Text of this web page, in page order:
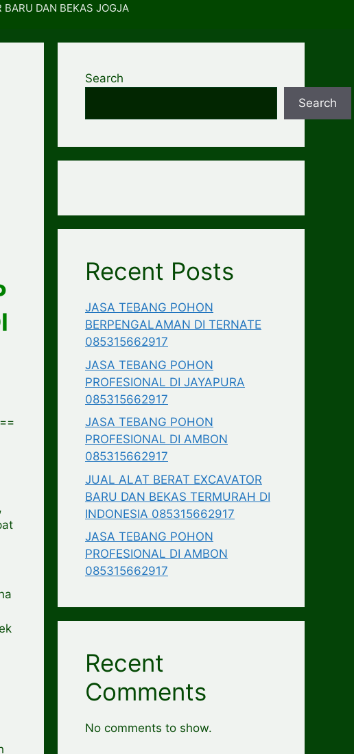
BARU DAN BEKAS JOGJA
Search
Search
Recent Posts
JASA TEBANG POHON
BERPENGALAMAN DI TERNATE
085315662917
JASA TEBANG POHON
PROFESIONAL DI JAYAPURA
085315662917
JASA TEBANG POHON
PROFESIONAL DI AMBON
085315662917
JUAL ALAT BERAT EXCAVATOR
BARU DAN BEKAS TERMURAH DI
INDONESIA 085315662917
JASA TEBANG POHON
PROFESIONAL DI AMBON
085315662917
Recent
Comments
No comments to show.